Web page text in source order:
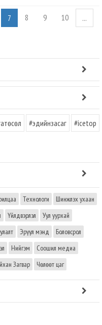
7 8 9 10
...
#эдийнзасаг
#icetop
Технологи
Шинжлэх ухаан
Үйлдвэрлэл
Уул уурхай
Эрүүл мэнд
Боловсрол
Нийгэм
Соошил медиа
Загвар Чөлөөт цаг